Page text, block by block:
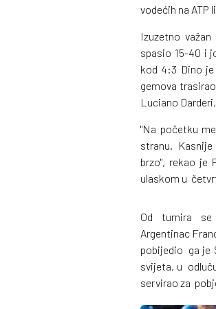
vodećih na ATP
Izuzetno
spasio 15-40 i
kod 4:3 Dino
gemova
Luciano
"Na početku
stranu. Kasnije
brzo", rekao je
ulaskom u
Od turnira se
Argentinac
pobijedio ga je
svijeta, u
servirao za